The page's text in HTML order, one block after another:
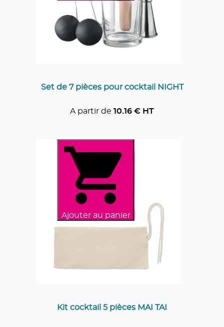
Set de 7 pièces pour cocktail NIGHT
A partir de 10.16 € HT
Ajouter au panier
Kit cocktail 5 pièces MAI TAI